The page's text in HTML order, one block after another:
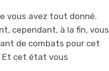
vous avez tout donné.
cependant, à la fin, vous
de combats pour cet
Et cet état vous